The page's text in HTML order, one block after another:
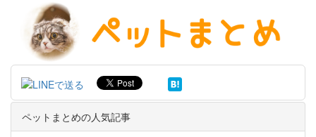
ペットまとめの人気記事